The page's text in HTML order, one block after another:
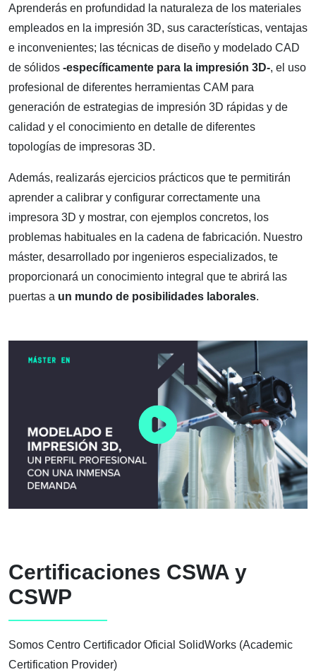
Aprenderás en profundidad la naturaleza de los materiales
empleados en la impresión 3D, sus características, ventajas
e inconvenientes; las técnicas de diseño y modelado CAD
de sólidos -específicamente para la impresión 3D-, el uso
profesional de diferentes herramientas CAM para
generación de estrategias de impresión 3D rápidas y de
calidad y el conocimiento en detalle de diferentes
topologías de impresoras 3D.
Además, realizarás ejercicios prácticos que te permitirán
aprender a calibrar y configurar correctamente una
impresora 3D y mostrar, con ejemplos concretos, los
problemas habituales en la cadena de fabricación. Nuestro
máster, desarrollado por ingenieros especializados, te
proporcionará un conocimiento integral que te abrirá las
puertas a un mundo de posibilidades laborales.
Certificaciones CSWA y
CSWP
Somos Centro Certificador Oficial SolidWorks (Academic
Certification Provider)